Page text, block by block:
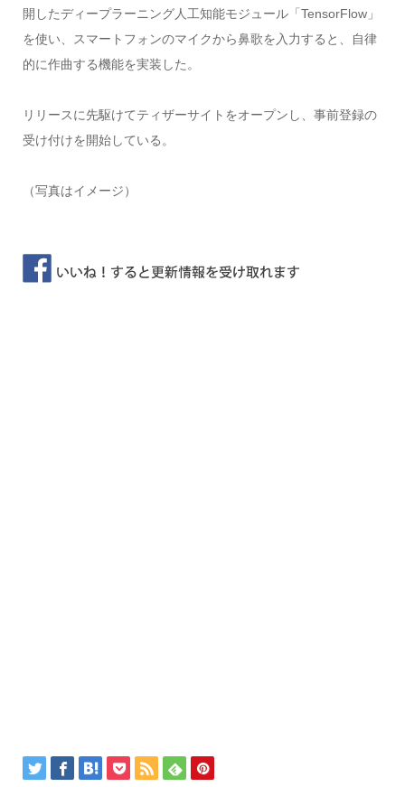
開したディープラーニング人工知能モジュール「TensorFlow」
を使い、スマートフォンのマイクから鼻歌を入力すると、自律
的に作曲する機能を実装した。
リリースに先駆けてティザーサイトをオープンし、事前登録の
受け付けを開始している。
（写真はイメージ）